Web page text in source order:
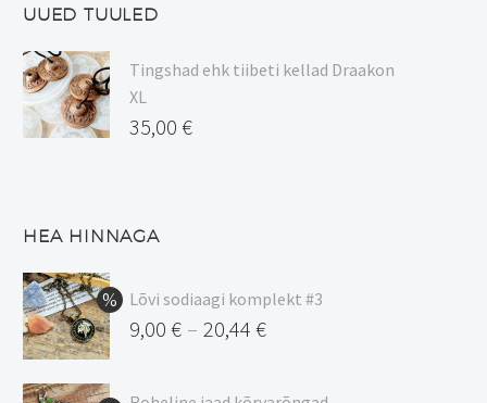
UUED TUULED
Tingshad ehk tiibeti kellad Draakon
XL
35,00 €
HEA HINNAGA
Lõvi sodiaagi komplekt #3
9,00 € – 20,44 €
9,00 €